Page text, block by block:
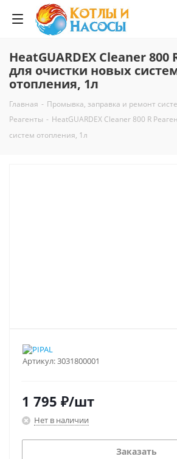
HeatGUARDEX Cleaner 800
для очистки новых
отопления, 1л
Главная - Промывка, заправка и ремонт
Реагенты - HeatGUARDEX Cleaner 800 R
систем отопления, 1л
Артикул:3031800001
1 795 ₽/шт
Нет в наличии
Заказать